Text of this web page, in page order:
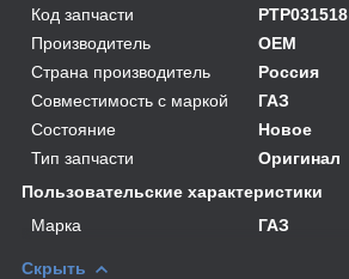
Код запчасти
PTP031518
Производитель
OEM
Страна производитель
Россия
Совместимость с маркой
ГАЗ
Состояние
Новое
Тип запчасти
Оригинал
Пользовательские характеристики
Марка
ГАЗ
Скрыть